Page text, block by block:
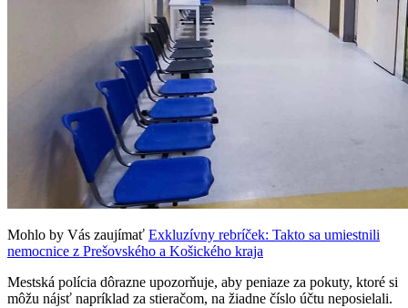
Mohlo by Vás zaujímať Exkluzívny rebríček: Takto sa umiestnili
nemocnice z Prešovského a Košického kraja
Mestská polícia dôrazne upozorňuje, aby peniaze za pokuty, ktoré si
môžu nájsť napríklad za stieračom, na žiadne číslo účtu neposielali.